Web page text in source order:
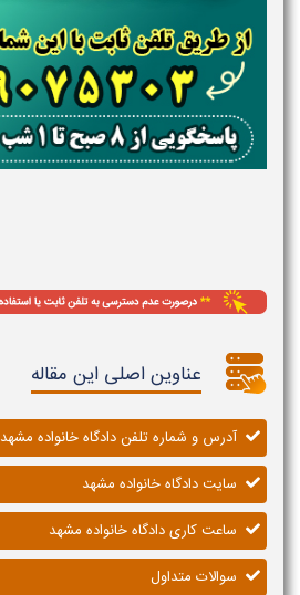
عناوین اصلی این مقاله
آدرس و شماره تلفن دادگاه خانواده مشهد
سایت دادگاه خانواده مشهد
ساعت کاری دادگاه خانواده مشهد
سوالات متداول